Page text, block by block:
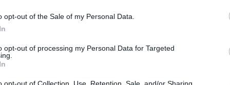
opt-out of the Sale of my Personal Data.
opt-out of processing my Personal Data for Targeted
dopunite vodom i dobićete odlično sredstvo
možete koristiti za pranje i poliranje u
oprati kantu za smeće, zavjesu za tuš,